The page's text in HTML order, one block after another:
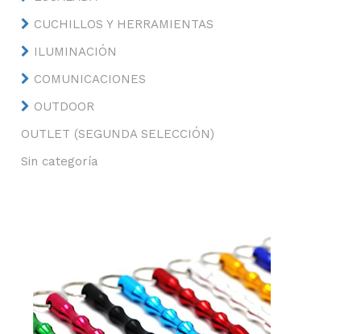
CUCHILLOS Y HERRAMIENTAS
ILUMINACIÓN
COMUNICACIONES
OUTDOOR
OUTLET (SEGUNDA SELECCIÓN)
Sin categoría